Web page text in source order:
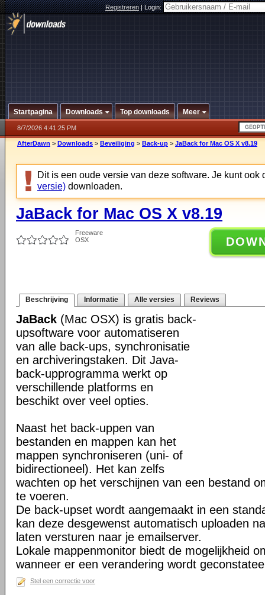
Registreren|Login:
Startpagina Downloads Top downloads Meer
8/7/2026 4:41:25 PM
AfterDawn > Downloads > Beveiliging > Back-up > JaBack for Mac OS X v8.19
Dit is een oude versie van deze software. Je kunt ook
versie) downloaden.
JaBack for Mac OS X v8.19
Freeware
OSX
Beschrijving Informatie Alle versies Reviews
JaBack (Mac OSX) is gratis back-
upsoftware voor automatiseren
van alle back-ups, synchronisatie
en archiveringstaken. Dit Java-
back-upprogramma werkt op
verschillende platforms en
beschikt over veel opties.
Naast het back-uppen van
bestanden en mappen kan het
mappen synchroniseren (uni- of
bidirectioneel). Het kan zelfs
wachten op het verschijnen van een bestand
te voeren.
De back-upset wordt aangemaakt in een
kan deze desgewenst automatisch uploaden
laten versturen naar je emailserver.
Lokale mappenmonitor biedt de mogelijkheid
wanneer er een verandering wordt
Stel een correctie voor